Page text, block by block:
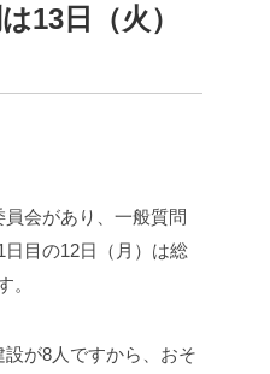
13日（火）
会があり、一般質問
目の12日（月）は総
。
が8人ですから、おそ